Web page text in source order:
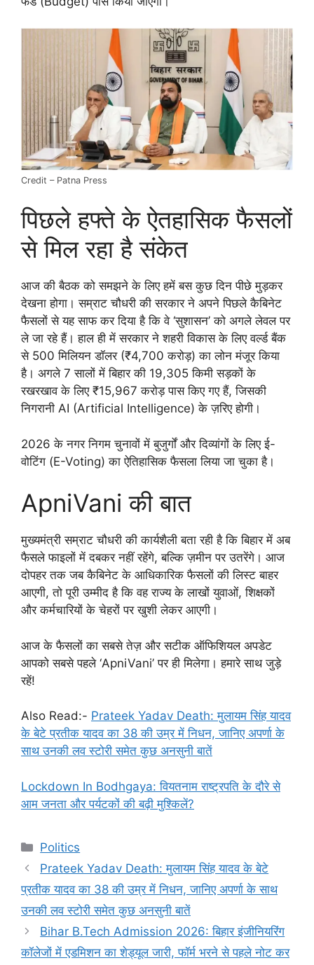
Credit – Patna Press
पिछले हफ्ते के ऐतहासिक फैसलों
से मिल रहा है संकेत
आज की बैठक को समझने के लिए हमें बस कुछ दिन पीछे मुड़कर
देखना होगा। सम्राट चौधरी की सरकार ने अपने पिछले कैबिनेट
फैसलों से यह साफ कर दिया है कि वे ‘सुशासन’ को अगले लेवल पर
ले जा रहे हैं। हाल ही में सरकार ने शहरी विकास के लिए वर्ल्ड बैंक
से 500 मिलियन डॉलर (₹4,700 करोड़) का लोन मंजूर किया
है। अगले 7 सालों में बिहार की 19,305 किमी सड़कों के
रखरखाव के लिए ₹15,967 करोड़ पास किए गए हैं, जिसकी
निगरानी AI (Artificial Intelligence) के ज़रिए होगी।
2026 के नगर निगम चुनावों में बुजुर्गों और दिव्यांगों के लिए ई-
वोटिंग (E-Voting) का ऐतिहासिक फैसला लिया जा चुका है।
ApniVani की बात
मुख्यमंत्री सम्राट चौधरी की कार्यशैली बता रही है कि बिहार में अब
फैसले फाइलों में दबकर नहीं रहेंगे, बल्कि ज़मीन पर उतरेंगे। आज
दोपहर तक जब कैबिनेट के आधिकारिक फैसलों की लिस्ट बाहर
आएगी, तो पूरी उम्मीद है कि वह राज्य के लाखों युवाओं, शिक्षकों
और कर्मचारियों के चेहरों पर खुशी लेकर आएगी।
आज के फैसलों का सबसे तेज़ और सटीक ऑफिशियल अपडेट
आपको सबसे पहले ‘ApniVani’ पर ही मिलेगा। हमारे साथ जुड़े
रहें!
Also Read:- Prateek Yadav Death: मुलायम सिंह यादव
के बेटे प्रतीक यादव का 38 की उम्र में निधन, जानिए अपर्णा के
साथ उनकी लव स्टोरी समेत कुछ अनसुनी बातें
Lockdown In Bodhgaya: वियतनाम राष्ट्रपति के दौरे से
आम जनता और पर्यटकों की बढ़ी मुश्किलें?
Categories
Politics
Prateek Yadav Death: मुलायम सिंह यादव के बेटे
प्रतीक यादव का 38 की उम्र में निधन, जानिए अपर्णा के साथ
उनकी लव स्टोरी समेत कुछ अनसुनी बातें
Bihar B.Tech Admission 2026: बिहार इंजीनियरिंग
कॉलेजों में एडमिशन का शेड्यूल जारी, फॉर्म भरने से पहले नोट कर